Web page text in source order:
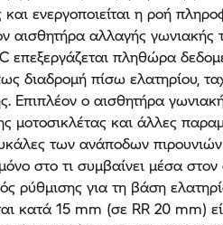
ενεργοποιείται η ροή
αισθητήρα αλλαγής
επεξεργάζεται πληθώρα
διαδρομή πίσω ελατηρίου,
Επιπλέον ο αισθητήρα
μοτοσικλέτας και άλλες
των ανάποδων
στο τι συμβαίνει μέσα
ρύθμισης για τη βάση
κατά 15 mm (σε RR 20 mm)